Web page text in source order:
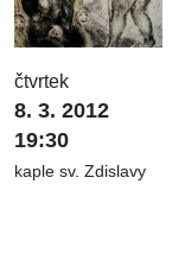
čtvrtek
8. 3. 2012
19:30
kaple sv. Zdislavy